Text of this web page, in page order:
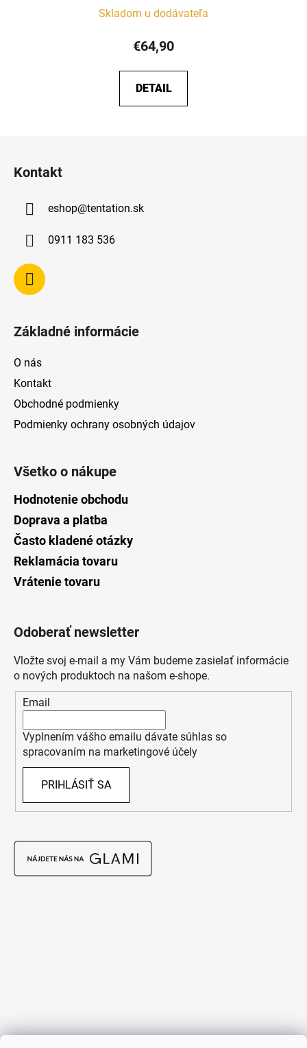
Skladom u dodávateľa
€64,90
DETAIL
Kontakt
eshop@tentation.sk
0911 183 536
Základné informácie
O nás
Kontakt
Obchodné podmienky
Podmienky ochrany osobných údajov
Všetko o nákupe
Hodnotenie obchodu
Doprava a platba
Často kladené otázky
Reklamácia tovaru
Vrátenie tovaru
Odoberať newsletter
Vložte svoj e-mail a my Vám budeme zasielať informácie
o nových produktoch na našom e-shope.
Email
Vyplnením vášho emailu dávate súhlas so
spracovaním na marketingové účely
PRIHLÁSIŤ SA